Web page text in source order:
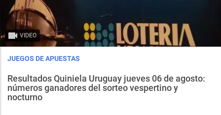
VIDEO
JUEGOS DE APUESTAS
Resultados Quiniela Uruguay jueves 06 de agosto:
números ganadores del sorteo vespertino y
nocturno